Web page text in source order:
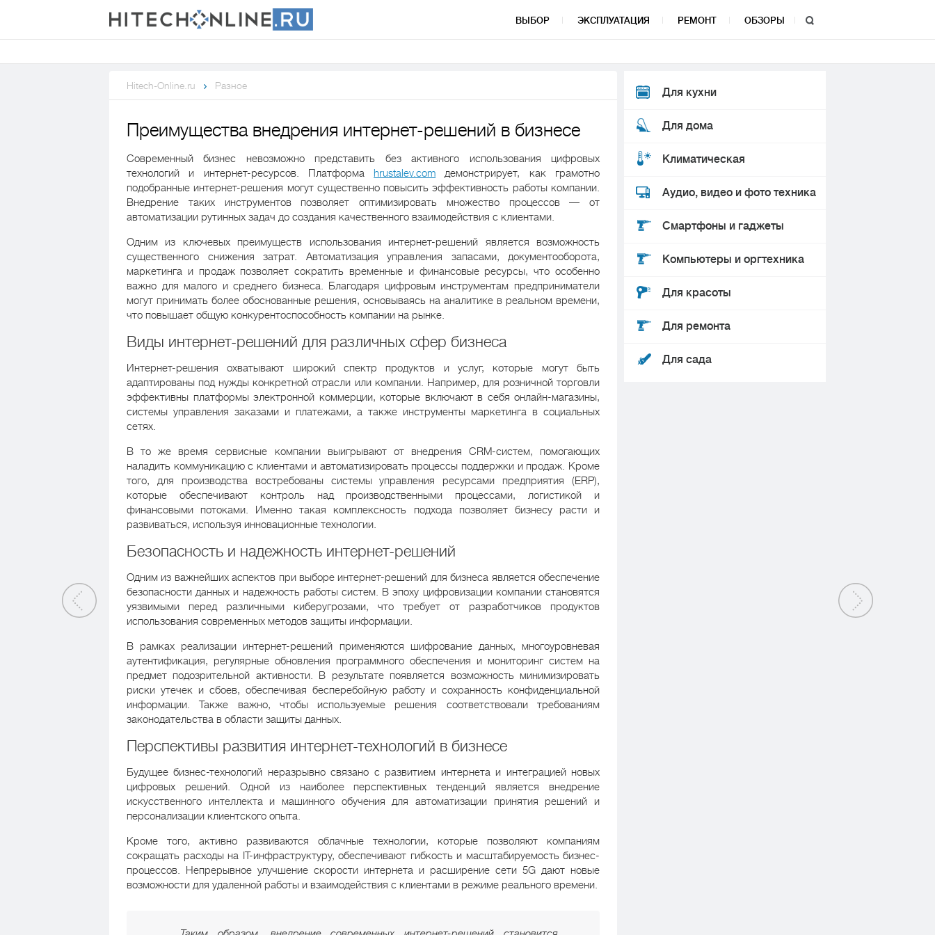
ВЫБОР ЭКСПЛУАТАЦИЯ РЕМОНТ ОБЗОРЫ
Hitech-Online.ru Разное
Преимущества внедрения интернет-решений в бизнесе
Современный бизнес невозможно представить без активного использования цифровых
технологий и интернет-ресурсов. Платформа hrustalev.com демонстрирует, как грамотно
подобранные интернет-решения могут существенно повысить эффективность работы компании.
Внедрение таких инструментов позволяет оптимизировать множество процессов — от
автоматизации рутинных задач до создания качественного взаимодействия с клиентами.
Одним из ключевых преимуществ использования интернет-решений является возможность
существенного снижения затрат. Автоматизация управления запасами, документооборота,
маркетинга и продаж позволяет сократить временные и финансовые ресурсы, что особенно
важно для малого и среднего бизнеса. Благодаря цифровым инструментам предприниматели
могут принимать более обоснованные решения, основываясь на аналитике в реальном времени,
что повышает общую конкурентоспособность компании на рынке.
Виды интернет-решений для различных сфер бизнеса
Интернет-решения охватывают широкий спектр продуктов и услуг, которые могут быть
адаптированы под нужды конкретной отрасли или компании. Например, для розничной торговли
эффективны платформы электронной коммерции, которые включают в себя онлайн-магазины,
системы управления заказами и платежами, а также инструменты маркетинга в социальных
сетях.
В то же время сервисные компании выигрывают от внедрения CRM-систем, помогающих
наладить коммуникацию с клиентами и автоматизировать процессы поддержки и продаж. Кроме
того, для производства востребованы системы управления ресурсами предприятия (ERP),
которые обеспечивают контроль над производственными процессами, логистикой и
финансовыми потоками. Именно такая комплексность подхода позволяет бизнесу расти и
развиваться, используя инновационные технологии.
Безопасность и надежность интернет-решений
Одним из важнейших аспектов при выборе интернет-решений для бизнеса является обеспечение
безопасности данных и надежность работы систем. В эпоху цифровизации компании становятся
уязвимыми перед различными киберугрозами, что требует от разработчиков продуктов
использования современных методов защиты информации.
В рамках реализации интернет-решений применяются шифрование данных, многоуровневая
аутентификация, регулярные обновления программного обеспечения и мониторинг систем на
предмет подозрительной активности. В результате появляется возможность минимизировать
риски утечек и сбоев, обеспечивая бесперебойную работу и сохранность конфиденциальной
информации. Также важно, чтобы используемые решения соответствовали требованиям
законодательства в области защиты данных.
Перспективы развития интернет-технологий в бизнесе
Будущее бизнес-технологий неразрывно связано с развитием интернета и интеграцией новых
цифровых решений. Одной из наиболее перспективных тенденций является внедрение
искусственного интеллекта и машинного обучения для автоматизации принятия решений и
персонализации клиентского опыта.
Кроме того, активно развиваются облачные технологии, которые позволяют компаниям
сокращать расходы на IT-инфраструктуру, обеспечивают гибкость и масштабируемость бизнес-
процессов. Непрерывное улучшение скорости интернета и расширение сети 5G дают новые
возможности для удаленной работы и взаимодействия с клиентами в режиме реального времени.
Для кухни
Для дома
Климатическая
Аудио, видео и фото техника
Смартфоны и гаджеты
Компьютеры и оргтехника
Для красоты
Для ремонта
Для сада